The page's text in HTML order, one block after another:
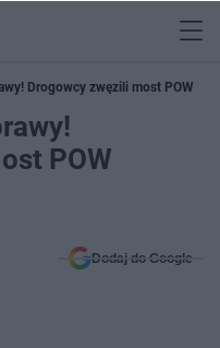
Drogowcy zwęzili most POW
POW
Dodaj do Google